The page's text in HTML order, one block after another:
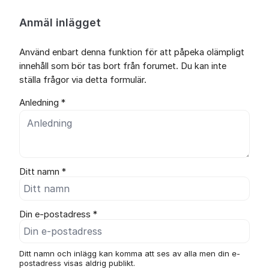
Anmäl inlägget
Använd enbart denna funktion för att påpeka olämpligt
innehåll som bör tas bort från forumet. Du kan inte
ställa frågor via detta formulär.
Anledning *
Ditt namn *
Din e-postadress *
Ditt namn och inlägg kan komma att ses av alla men din e-
postadress visas aldrig publikt.